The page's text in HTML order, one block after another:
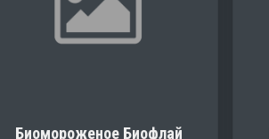
Биомороженое Биофлай